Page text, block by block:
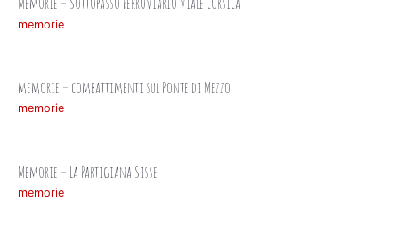
memorie
memorie – combattimenti sul Ponte di Mezzo
memorie
Memorie – La Partigiana Sisse
memorie